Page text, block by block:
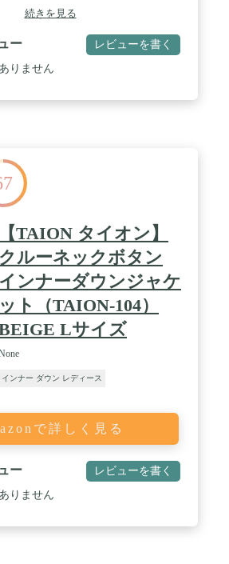
アに配慮 / デタッチャブルフード
コーディネートがしやすい1着
続きを見る
ー レビューを書く
りません
【TAION タイオン】
クルーネックボタン
インナーダウンジャケ
ット（TAION-104）
Lサイズ
インナー ダウン レディース
で詳しく見る
ー レビューを書く
りません